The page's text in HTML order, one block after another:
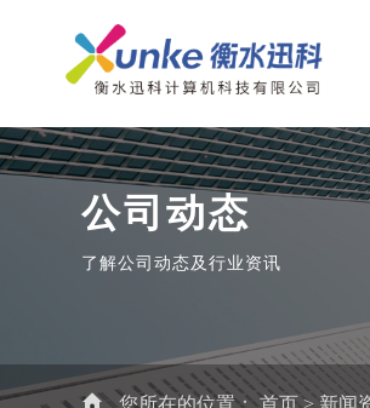
公司动态
了解公司动态及行业资讯
您所在的位置： 首页> 新闻